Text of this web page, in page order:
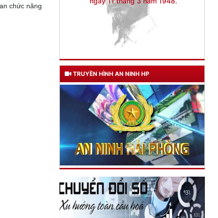
chức năng
TRUYỀN HÌNH AN NINH HP